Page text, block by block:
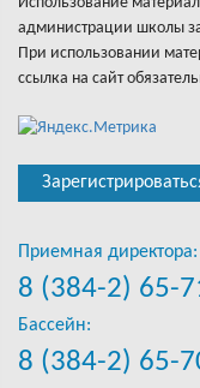
администрации школы
При использовании
ссылка на сайт
Приемная директора:
8 (384-2) 65-
Бассейн:
8 (384-2) 65-